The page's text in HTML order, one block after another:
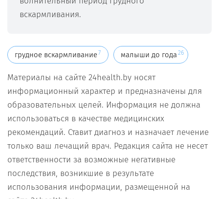
вскармливания.
грудное вскармливание7 малыши до года 26
Материалы на сайте 24health.by носят
информационный характер и предназначены для
образовательных целей. Информация не должна
использоваться в качестве медицинских
рекомендаций. Ставит диагноз и назначает лечение
только ваш лечащий врач. Редакция сайта не несет
ответственности за возможные негативные
последствия, возникшие в результате
использования информации, размещенной на